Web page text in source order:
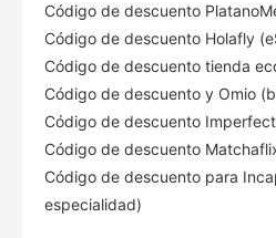
Código de descuento
Código de descuento Holafly
Código de descuento tienda
Código de descuento y Omio
Código de descuento
Código de descuento
Código de descuento para
especialidad)